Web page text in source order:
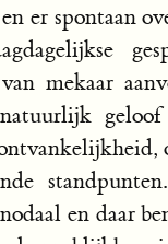
er spontaan
mekaar
en daar